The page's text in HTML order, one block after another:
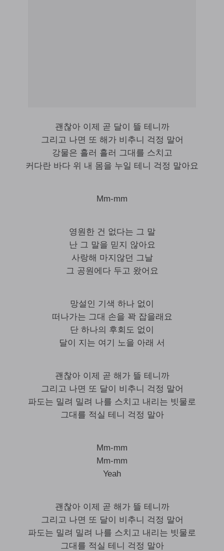
괜찮아 이제 곧 달이 뜰 테니까
그리고 나면 또 해가 비추니 걱정 말어
강물은 흘러 흘러 그대를 스치고
커다란 바다 위 내 몸을 누일 테니 걱정 말아요
Mm-mm
영원한 건 없다는 그 말
난 그 말을 믿지 않아요
사랑해 마지않던 그날
그 공원에다 두고 왔어요
망설인 기색 하나 없이
떠나가는 그대 손을 꽉 잡을래요
단 하나의 후회도 없이
달이 지는 여기 노을 아래 서
괜찮아 이제 곧 해가 뜰 테니까
그리고 나면 또 달이 비추니 걱정 말어
파도는 밀려 밀려 나를 스치고 내리는 빗물로
그대를 적실 테니 걱정 말아
Mm-mm
Mm-mm
Yeah
괜찮아 이제 곧 해가 뜰 테니까
그리고 나면 또 달이 비추니 걱정 말어
파도는 밀려 밀려 나를 스치고 내리는 빗물로
그대를 적실 테니 걱정 말아